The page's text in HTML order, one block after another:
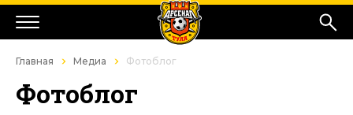
Главная Медиа Фотоблог
Фотоблог